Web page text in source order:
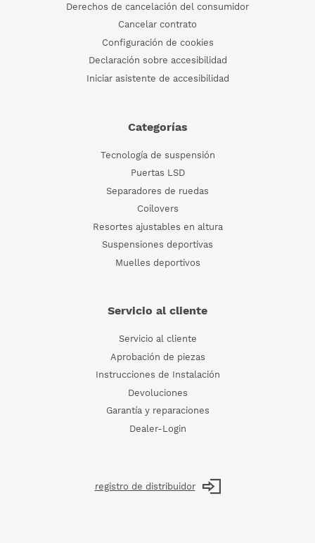
Derechos de cancelación del consumidor
Cancelar contrato
Configuración de cookies
Declaración sobre accesibilidad
Iniciar asistente de accesibilidad
Categorías
Tecnología de suspensión
Puertas LSD
Separadores de ruedas
Coilovers
Resortes ajustables en altura
Suspensiones deportivas
Muelles deportivos
Servicio al cliente
Servicio al cliente
Aprobación de piezas
Instrucciones de Instalación
Devoluciones
Garantía y reparaciones
Dealer-Login
registro de distribuidor